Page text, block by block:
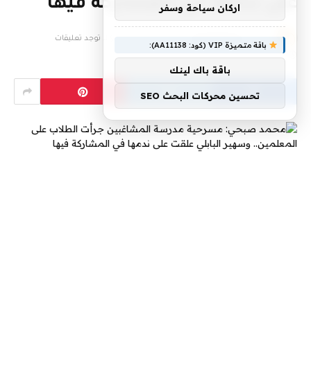
على ندمها في المشاركة فيها
لا توجد تعليقات
2 دقائق
اركان سياحة وسفر
باقة متميزة VIP (كود: AA11138):
باقة باك لينك
تحسين محركات البحث SEO